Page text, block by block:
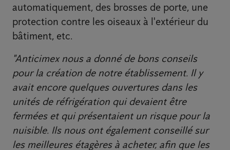
automatiquement, des brosses de porte, une
protection contre les oiseaux à l'extérieur du
bâtiment, etc.
"Anticimex nous a donné de bons conseils
pour la création de notre établissement. Il y
avait encore quelques ouvertures dans les
unités de réfrigération qui devaient être
fermées et qui présentaient un risque pour la
nuisible. Ils nous ont également conseillé sur
les meilleures étagères à acheter, afin que les